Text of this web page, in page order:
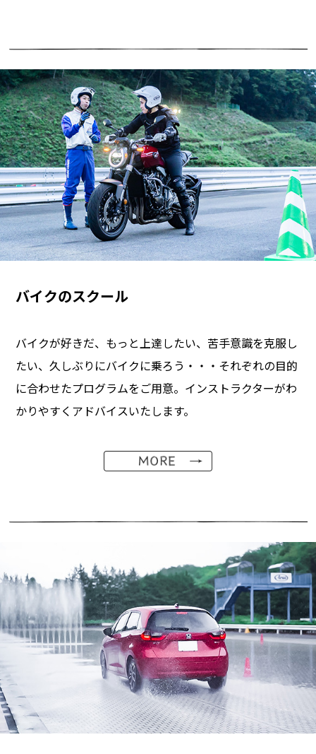
バイクのスクール
バイクが好きだ、もっと上達したい、苦手意識を克服し
たい、久しぶりにバイクに乗ろう・・・それぞれの目的
に合わせたプログラムをご用意。インストラクターがわ
かりやすくアドバイスいたします。